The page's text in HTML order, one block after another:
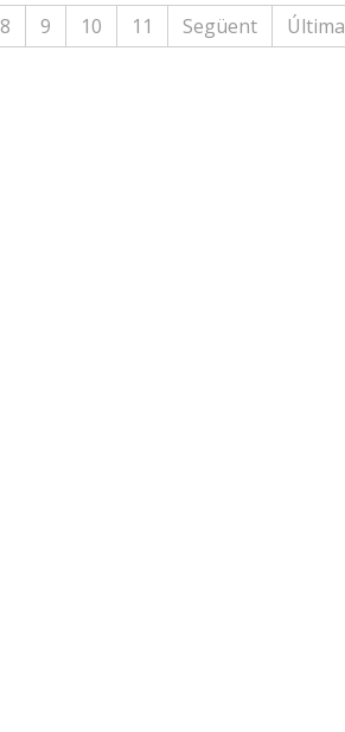
8 9 10 11 Següent Última